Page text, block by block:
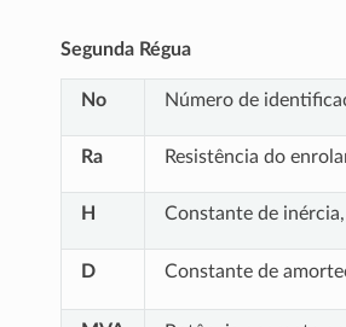
Segunda Régua
No Número de
Ra Resistência do
H Constante de
D Constante de